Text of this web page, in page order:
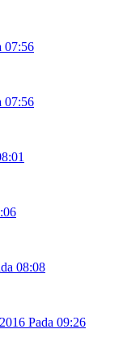
07:56
07:56
08:08
Pada 09:26